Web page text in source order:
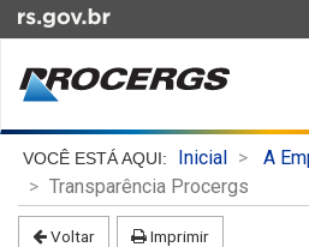
para
conteúdo
Ir
para
menu
Início
conteúdo
Inicial
A
Transparência Procergs
Voltar Imprimir